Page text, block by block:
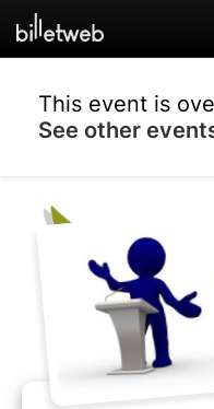
This event is
See other